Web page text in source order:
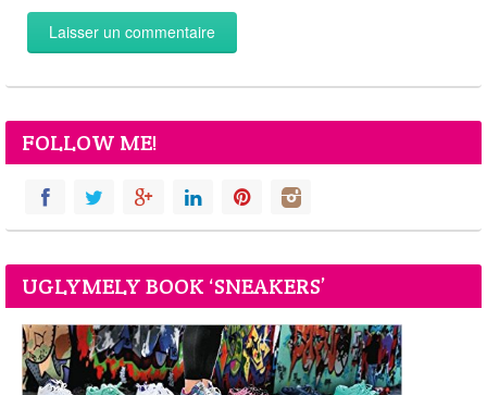
FOLLOW ME!
UGLYMELY BOOK ‘SNEAKERS’